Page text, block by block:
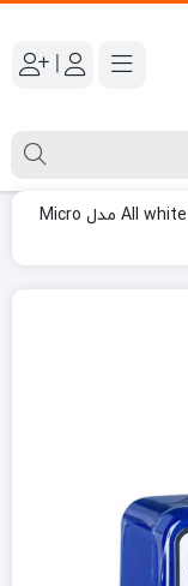
|
نخ دندان نعنایی آل وایت All white مدل Micro